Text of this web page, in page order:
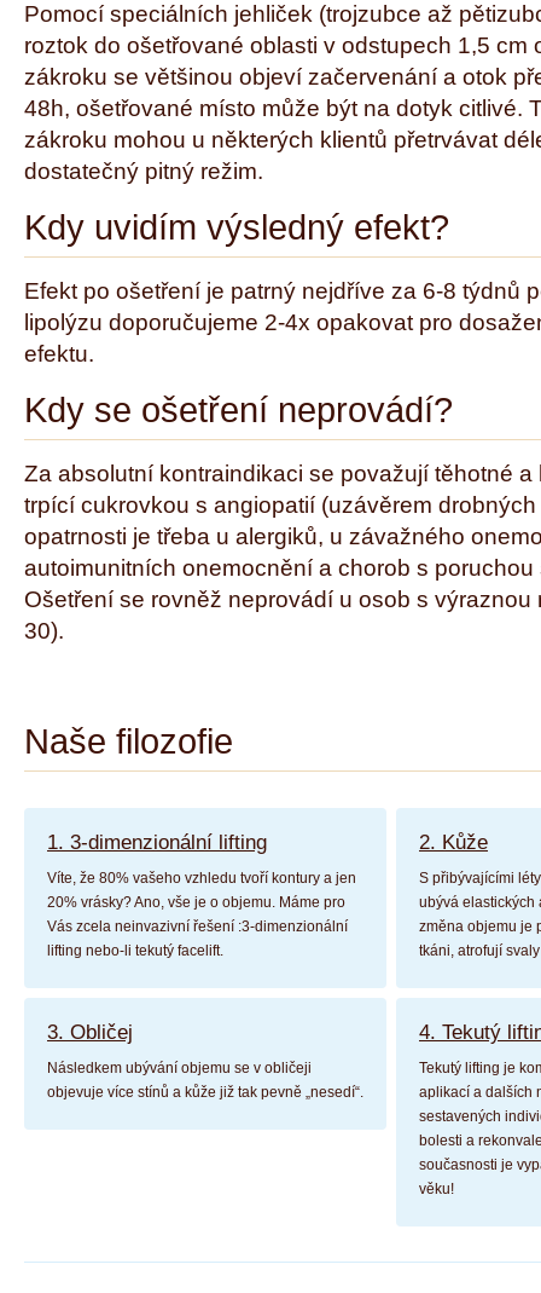
Pomocí speciálních jehliček (trojzubce až
roztok do ošetřované oblasti v odstupech 1,5 cm
zákroku se většinou objeví začervenání a otok
48h, ošetřované místo může být na dotyk citlivé.
zákroku mohou u některých klientů přetrvávat
dostatečný pitný režim.
Kdy uvidím výsledný efekt?
Efekt po ošetření je patrný nejdříve za 6-8 týdnů
lipolýzu doporučujeme 2-4x opakovat pro
efektu.
Kdy se ošetření neprovádí?
Za absolutní kontraindikaci se považují těhotné
trpící cukrovkou s angiopatií (uzávěrem
opatrnosti je třeba u alergiků, u závažného
autoimunitních onemocnění a chorob s poruchou
Ošetření se rovněž neprovádí u osob s výraznou
30).
Naše filozofie
1. 3-dimenzionální lifting
Víte, že 80% vašeho vzhledu tvoří kontury a jen
20% vrásky? Ano, vše je o objemu. Máme pro
Vás zcela neinvazivní řešení :3-dimenzionální
lifting nebo-li tekutý facelift.
2. Kůže
S přibývajícími
ubývá elastických
změna objemu je
tkáni, atrofují
3. Obličej
Následkem ubývání objemu se v obličeji
objevuje více stínů a kůže již tak pevně „nesedí“.
4. Tekutý
Tekutý lifting je
aplikací a dalších
sestavených
bolesti a
současnosti je
věku!